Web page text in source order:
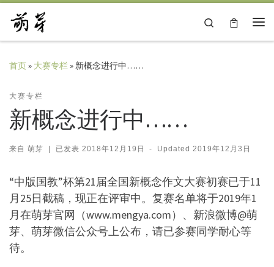
Skip to content
Search
首页» 大赛专栏» 新概念进行中……
大赛专栏
新概念进行中……
来自 萌芽 | 已发表 2018年12月19日 - Updated2019年12月3日
“中版国教”杯第21届全国新概念作文大赛初赛已于11
月25日截稿，现正在评审中。复赛名单将于2019年1
月在萌芽官网（www.mengya.com）、新浪微博@萌
芽、萌芽微信公众号上公布，请已参赛同学耐心等
待。